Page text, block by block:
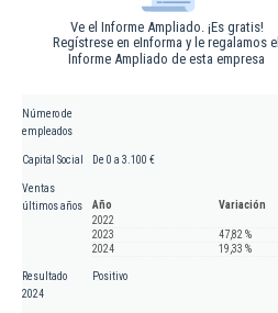
Ve el Informe Ampliado. ¡Es gratis!
Regístrese en eInforma y le regalamos el
Informe Ampliado de esta empresa
Número de
empleados
Capital Social De 0 a 3.100 €
Ventas
últimos años
Año
Variación
2022
2023
47,82 %
2024
19,33 %
Resultado
2024
Positivo